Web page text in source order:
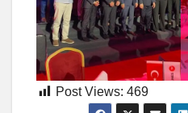
Post Views: 469